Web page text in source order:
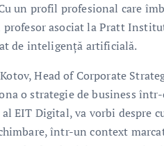
un profil profesional care
profesor asociat la Pratt
de inteligență artificială.
Head of Corporate
o strategie de business
EIT Digital, va vorbi despre
într-un context